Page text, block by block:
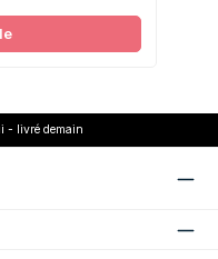
- livré demain